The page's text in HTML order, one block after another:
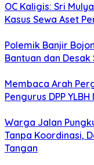
OC Kaligis: Sri
Kasus Sewa Aset
Polemik Banjir
Bantuan dan
Membaca Arah
Pengurus DPP
Warga Jalan
Tanpa Koordinasi,
Tangan